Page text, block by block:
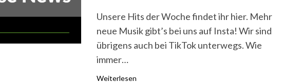
Unsere Hits der Woche findet ihr hier. Mehr
neue Musik gibt’s bei uns auf Insta! Wir sind
übrigens auch bei TikTok unterwegs. Wie
immer…
Weiterlesen